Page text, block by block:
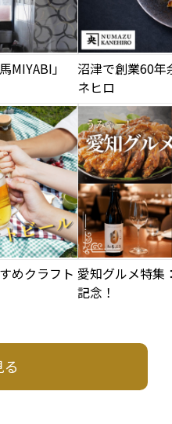
MIYABI」
沼津で創業60年
ネヒロ
めクラフト 愛知グルメ特集
記念！